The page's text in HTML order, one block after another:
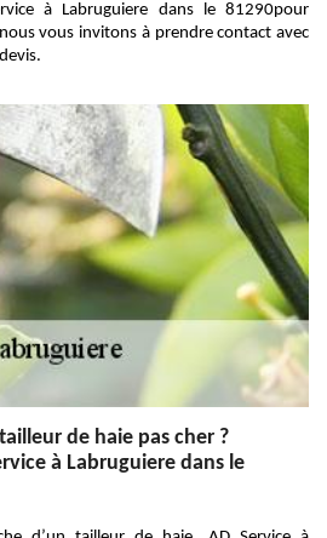
à Labruguiere dans le 81290pour
vous invitons à prendre contact avec
de haie pas cher ?
à Labruguiere dans le